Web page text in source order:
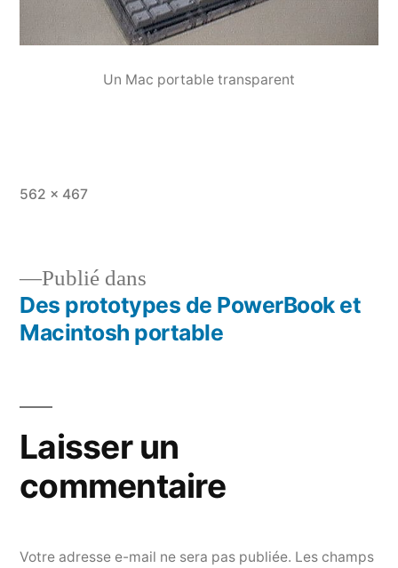
Un Mac portable transparent
Taille
562 × 467
Navigation
l’article
Publié dans
Des prototypes de PowerBook et
Macintosh portable
Laisser un
commentaire
Votre adresse e-mail ne sera pas publiée. Les champs